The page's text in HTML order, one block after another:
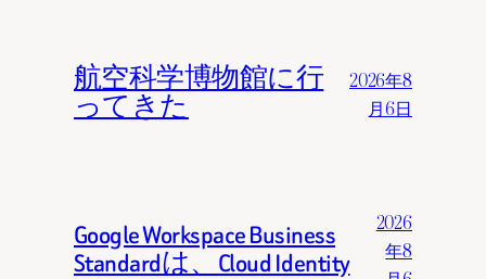
航空科学博物館に行
ってきた
2026年8
月6日
Google Workspace Business
Standardは、Cloud Identity
2026
年8